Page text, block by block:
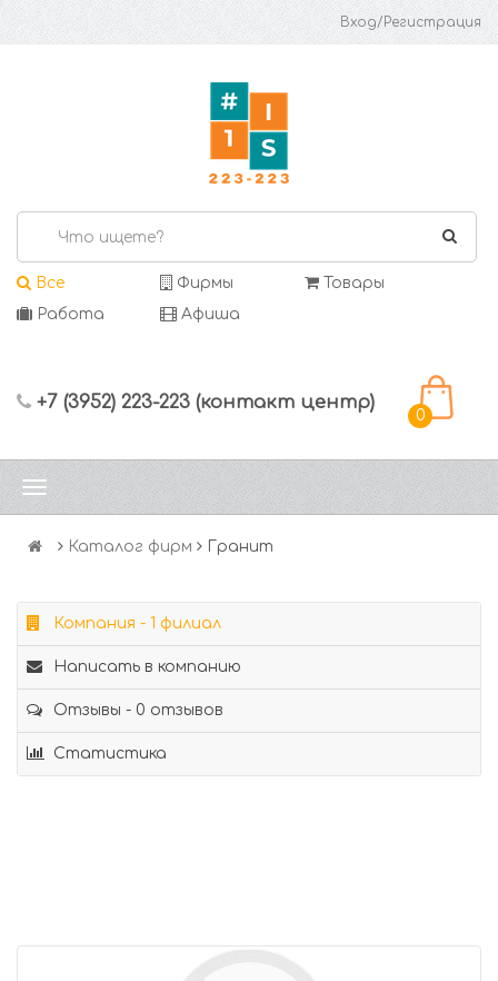
Вход/Регистрация
Все Фирмы
Товары
Работа
Афиша
+7 (3952) 223-223 (контакт центр)
0
Каталог фирм Гранит
Компания - 1 филиал
Написать в компанию
Отзывы - 0 отзывов
Статистика